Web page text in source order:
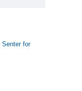
Senter for